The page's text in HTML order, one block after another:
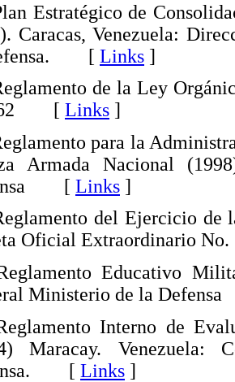
Estratégico de
Caracas, Venezuela:
[ Links ]
de la Ley
[ Links ]
para la
Armada Nacional
[ Links ]
del Ejercicio de
Oficial Extraordinario
Educativo
Ministerio de la
Interno de
Maracay. Venezuela:
[ Links ]